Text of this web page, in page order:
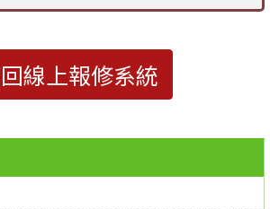
線上報修系統